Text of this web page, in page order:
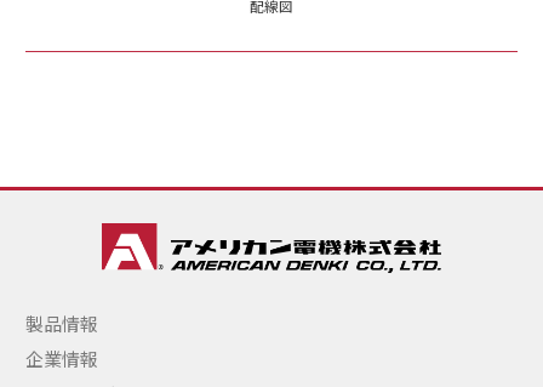
配線図
製品情報
企業情報